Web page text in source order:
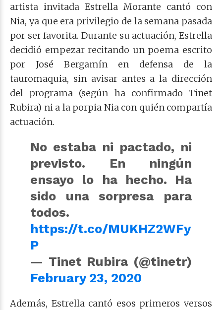
artista invitada Estrella Morante cantó con
Nia, ya que era privilegio de la semana pasada
por ser favorita. Durante su actuación, Estrella
decidió empezar recitando un poema escrito
por José Bergamín en defensa de la
tauromaquia, sin avisar antes a la dirección
del programa (según ha confirmado Tinet
Rubira) ni a la porpia Nia con quién compartía
actuación.
No estaba ni pactado, ni
previsto. En ningún
ensayo lo ha hecho. Ha
sido una sorpresa para
todos.
https://t.co/MUKHZ2WFy
P
— Tinet Rubira (@tinetr)
February 23, 2020
Además, Estrella cantó esos primeros versos